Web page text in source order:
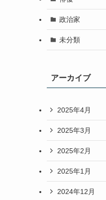
政治家
未分類
アーカイブ
2025年4月
2025年3月
2025年2月
2025年1月
2024年12月